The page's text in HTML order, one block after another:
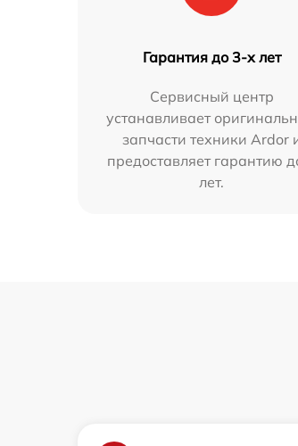
Гарантия до 3-х лет
Сервисный центр
устанавливает
запчасти техники Ardor
предоставляет гарантию
лет.